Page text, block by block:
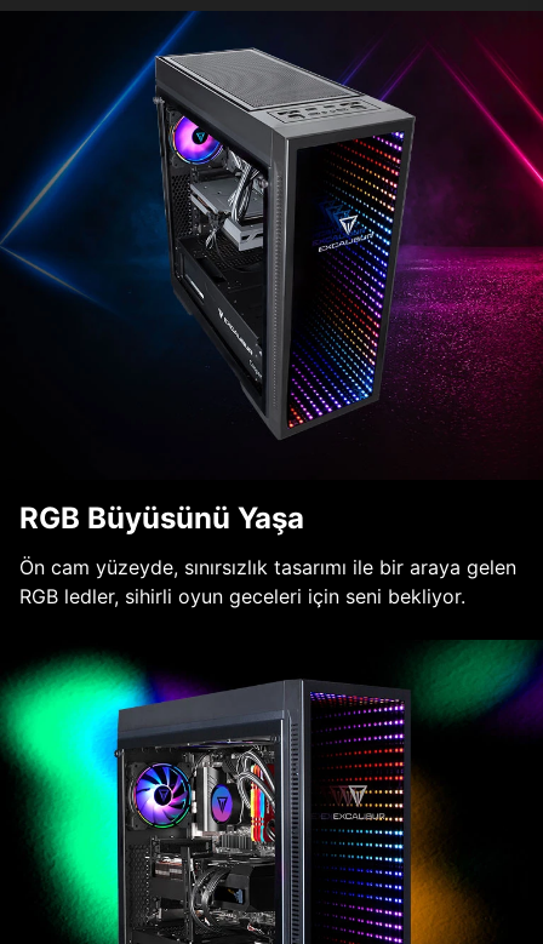
RGB Büyüsünü Yaşa
Ön cam yüzeyde, sınırsızlık tasarımı ile bir araya gelen
RGB ledler, sihirli oyun geceleri için seni bekliyor.